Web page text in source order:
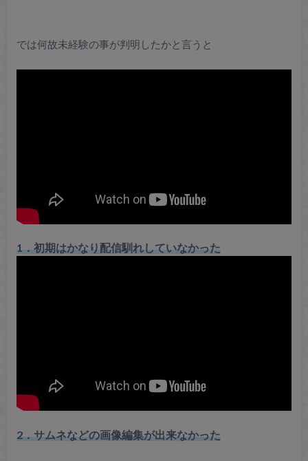
では何故未経験の事が判明したかと言うと
1．初期はかなり配信馴れしていなかった
2．サムネなどの画像編集が出来なかった